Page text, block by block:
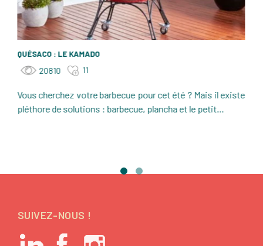
QUÉSACO : LE KAMADO
20810 11
Vous cherchez votre barbecue pour cet été ? Mais il existe
pléthore de solutions : barbecue, plancha et le petit...
SUIVEZ-NOUS !